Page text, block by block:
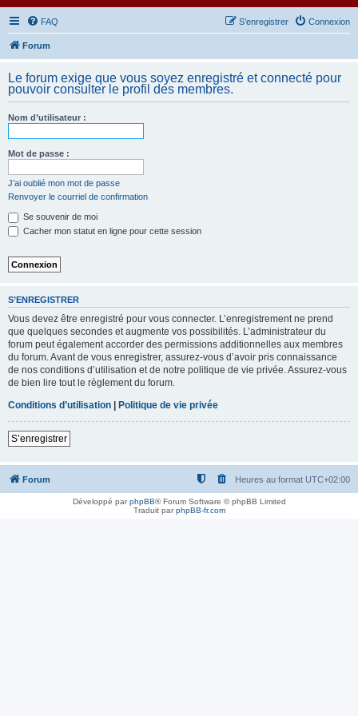
FAQ Connexion
S’enregistrer
Forum
Le forum exige que vous soyez enregistré et connecté pour
pouvoir consulter le profil des membres.
Nom d’utilisateur :
Mot de passe :
J’ai oublié mon mot de passe
Renvoyer le courriel de confirmation
Se souvenir de moi
Cacher mon statut en ligne pour cette session
S’ENREGISTRER
Vous devez être enregistré pour vous connecter. L’enregistrement ne prend
que quelques secondes et augmente vos possibilités. L’administrateur du
forum peut également accorder des permissions additionnelles aux membres
du forum. Avant de vous enregistrer, assurez-vous d’avoir pris connaissance
de nos conditions d’utilisation et de notre politique de vie privée. Assurez-vous
de bien lire tout le règlement du forum.
Conditions d’utilisation | Politique de vie privée
S’enregistrer
Forum Heures au format UTC+02:00
Développé parphpBB® Forum Software © phpBB Limited
Traduit parphpBB-fr.com